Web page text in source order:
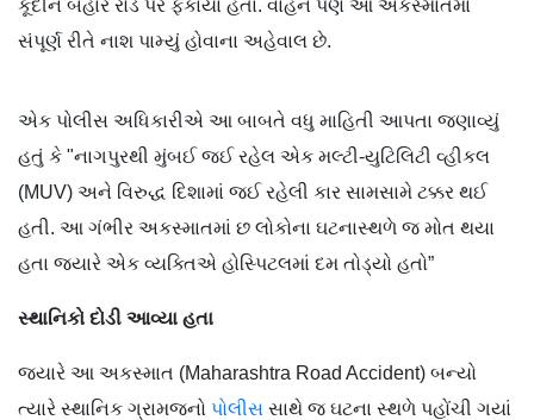
કૂદીને બહાર રોડ પર ફેંકાયા હતા. વાહન પણ આ અકસ્માતમાં
સંપૂર્ણ રીતે નાશ પામ્યું હોવાના અહેવાલ છે.
એક પોલીસ અધિકારીએ આ બાબતે વધુ માહિતી આપતા જણાવ્યું
હતું કે "નાગપુરથી મુંબઈ જઈ રહેલ એક મલ્ટી-યુટિલિટી વ્હીકલ
(MUV) અને વિરુદ્ધ દિશામાં જઈ રહેલી કાર સામસામે ટક્કર થઈ
હતી. આ ગંભીર અકસ્માતમાં છ લોકોના ઘટનાસ્થળે જ મોત થયા
હતા જ્યારે એક વ્યક્તિએ હોસ્પિટલમાં દમ તોડ્યો હતો”
સ્થાનિકો દોડી આવ્યા હતા
જ્યારે આ અકસ્માત (Maharashtra Road Accident) બન્યો
ત્યારે સ્થાનિક ગ્રામજનો પોલીસ સાથે જ ઘટના સ્થળે પહોંચી ગયાં